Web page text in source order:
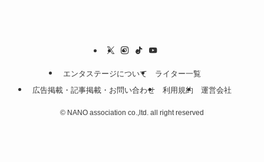
エンタステージについて
ライター一覧
広告掲載・記事掲載・お問い合わせ
利用規約 運営会社
© NANO association co.,ltd. all right reserved